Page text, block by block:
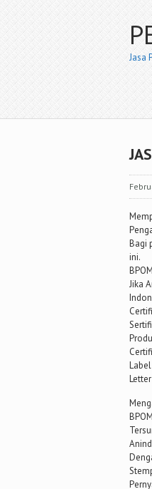
Jasa
Bagi
ini.
Jika